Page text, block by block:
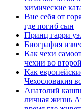
химические
Вне себя от
где погиб сын
Принц гарри
Биография
Как чехи
чехии во
Как
Чехословакия
Анатолий
личная жизнь